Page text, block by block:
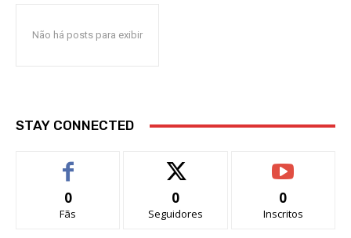
Não há posts para exibir
STAY CONNECTED
0
Fãs
0
Seguidores
0
Inscritos